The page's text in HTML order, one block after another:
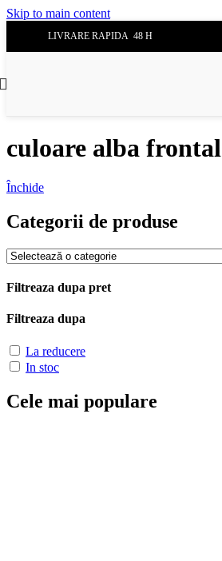
Skip to main content
LIVRARE RAPIDA 48 H
culoare alba frontal
Închide
Categorii de produse
Filtreaza dupa pret
Filtreaza dupa
La reducere
In stoc
Cele mai populare